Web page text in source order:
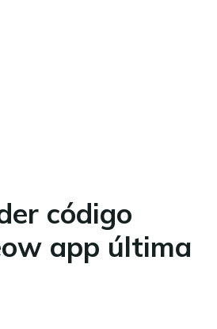
código
app última